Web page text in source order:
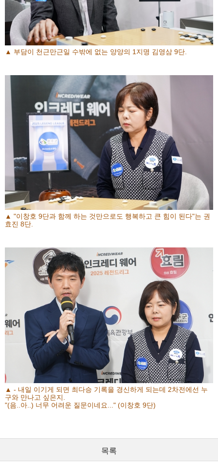
▲ 부담이 천근만근일 수밖에 없는 양양의 1지명 김영삼 9단.
▲ "이창호 9단과 함께 하는 것만으로도 행복하고 큰 힘이 된다"는 권
효진 8단.
▲ - 내일 이기게 되면 최다승 기록을 경신하게 되는데 2차전에선 누
구와 만나고 싶은지.
"(음..아..) 너무 어려운 질문이네요..." (이창호 9단)
목록